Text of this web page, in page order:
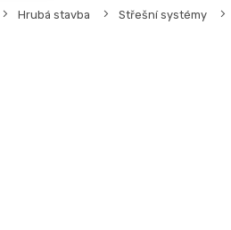
Hrubá stavba Střešní systémy